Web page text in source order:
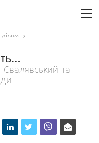
ділом
Свалявський та